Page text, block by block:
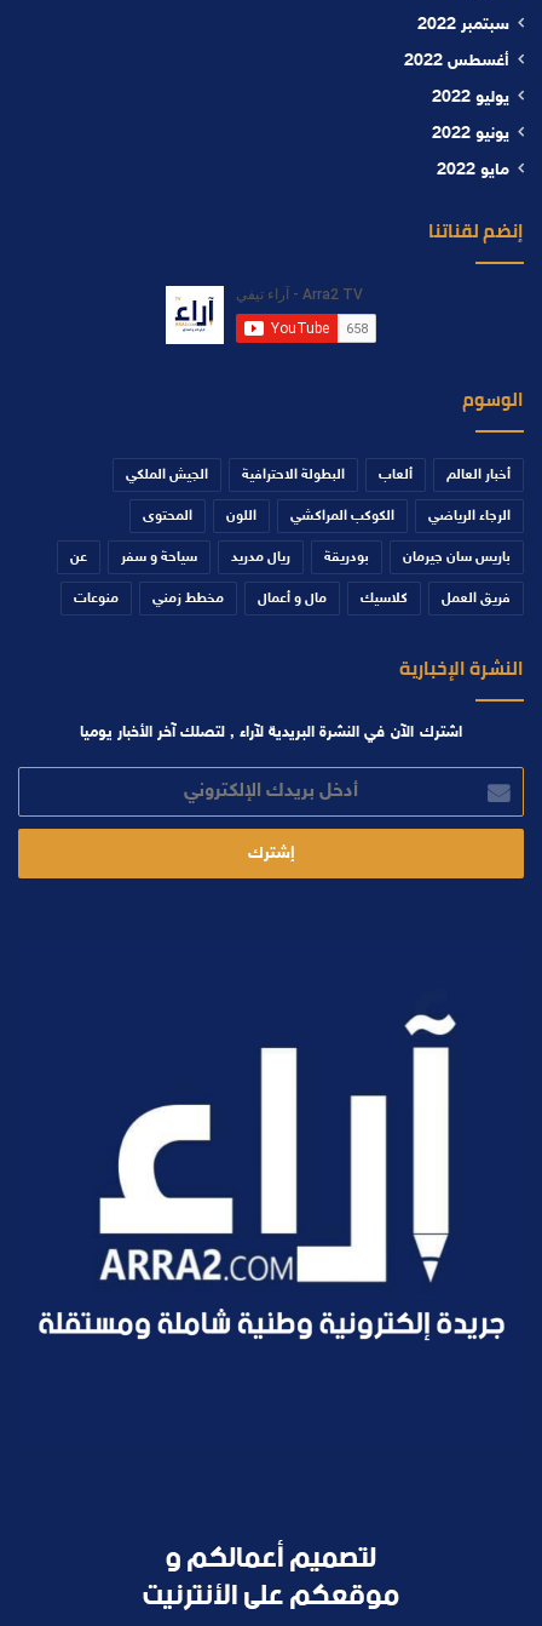
سبتمبر 2022
أغسطس 2022
يوليو 2022
يونيو 2022
مايو 2022
إنضم لقناتنا
الوسوم
أخبار العالم ألعاب البطولة الاحترافية الجيش الملكي
الرجاء الرياضي الكوكب المراكشي اللون المحتوى
باريس سان جيرمان بودريقة ريال مدريد سياحة و سفر عن
فريق العمل كلاسيك مال و أعمال مخطط زمني منوعات
النشرة الإخبارية
اشترك الآن في النشرة البريدية لآراء , لتصلك آخر الأخبار يوميا
أدخل
بريدك
الإلكتروني